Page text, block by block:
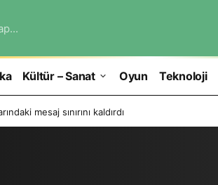
Kültür – Sanat Oyun Teknoloji
mesaj sınırını kaldırdı